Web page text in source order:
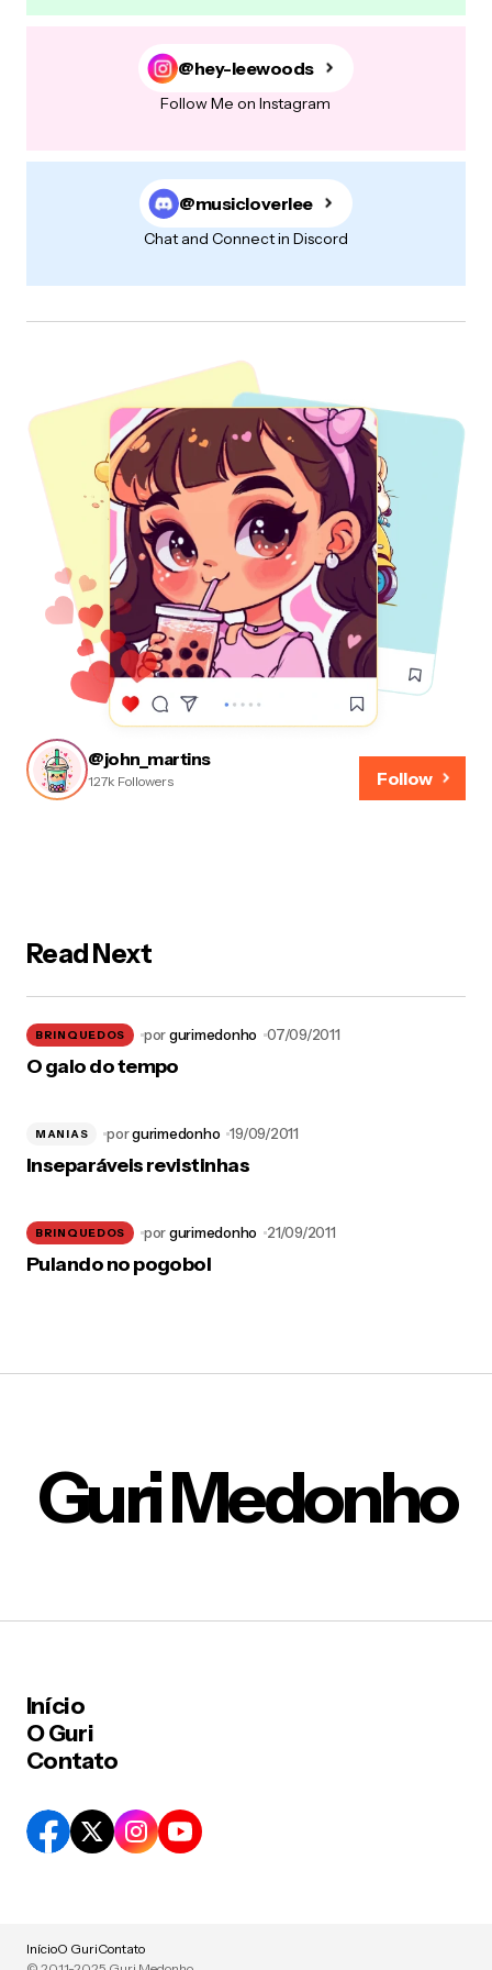
Salvar meus dados neste navegador para a próxima vez que
Post Comment
@hey-leewoods
Follow Me on Instagram
@musicloverlee
Chat and Connect in Discord
@john_martins
127k Followers Follow
Read Next
BRINQUEDOS porgurimedonho 07/09/2011
O galo do tempo
MANIAS porgurimedonho 19/09/2011
Inseparáveis revistinhas
BRINQUEDOS porgurimedonho 21/09/2011
Pulando no pogobol
Guri Medonho
Início
O Guri
Contato
InícioO GuriContato